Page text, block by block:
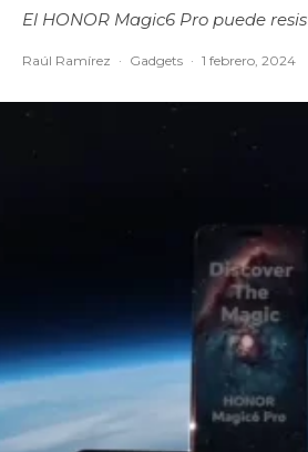
El HONOR Magic6 Pro puede
Raúl Ramírez · Gadgets · 1 febrero, 2024